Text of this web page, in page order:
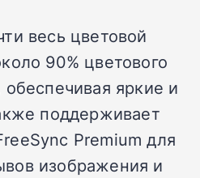
весь цветовой
90% цветового
яркие и
поддерживает
Premium для
изображения и